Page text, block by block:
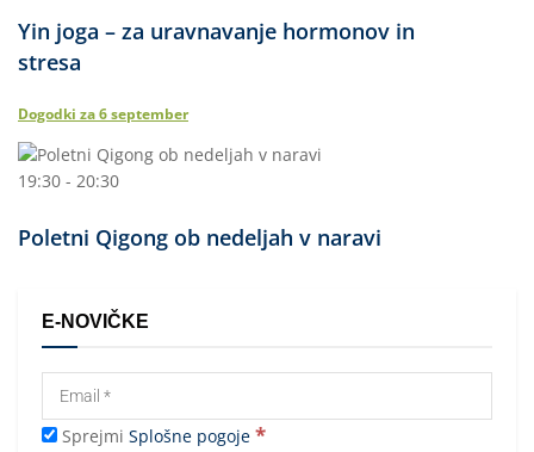
Yin joga – za uravnavanje hormonov in
stresa
Dogodki za6september
19:30 - 20:30
Poletni Qigong ob nedeljah v naravi
E-NOVIČKE
Sprejmi Splošne pogoje *